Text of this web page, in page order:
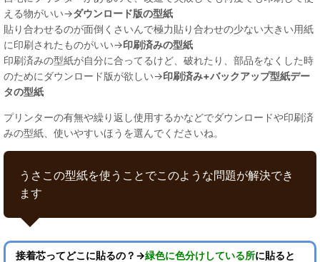
える物がいい→ダウンロード版の型紙
貼り合わせるのが面倒くさいんで極力貼り合わせの少ない大きい用紙
に印刷されたものがいい→印刷済みの型紙
印刷済みの型紙が自分に合ってるけど、破れたり、部品をなくした時
のためにダウンロード版が欲しい→印刷済み+バックアップ型紙デー
タの型紙
プリンターの有無や繰り返し使用するかなどでダウンロードや印刷済
みの型紙、使いやすいほうを選んでくださいね。
うさこの型紙を使うことでこのような問題が解決でき
ます
接着芯ってどこに貼るの？→緑色に色分けしている所に貼ると